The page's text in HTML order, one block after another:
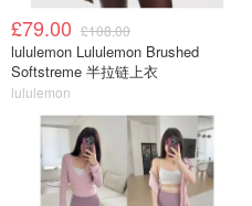
£79.00 £108.00
lululemon Lululemon Brushed
Softstreme 半拉链上衣
lululemon